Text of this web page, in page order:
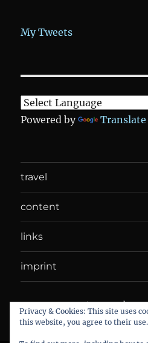
My Tweets
Powered by Translate
travel
content
links
imprint
DANIEL WEBER
powered by WordPress
Privacy & Cookies: This site uses
this website, you agree to their use.